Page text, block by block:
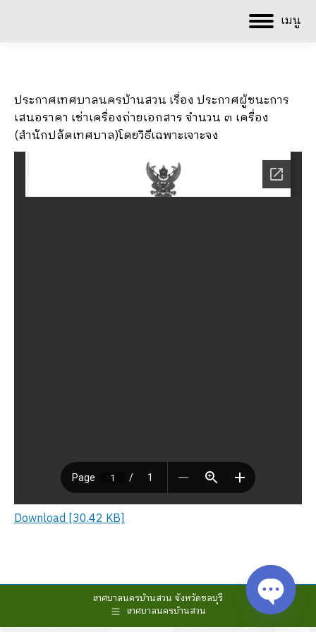
เมนู
ประกาศเทศบาลนครบ้านสวน เรื่อง ประกาศผู้ชนะการ
เสนอราคา เช่าเครื่องถ่ายเอกสาร จำนวน ๓ เครื่อง
(สำนักปลัดเทศบาล)โดยวิธีเฉพาะเจาะจง
Download [30.42 KB]
เทศบาลนครบ้านสวน จังหวัดชลบุรี
เทศบาลนครบ้านสวน